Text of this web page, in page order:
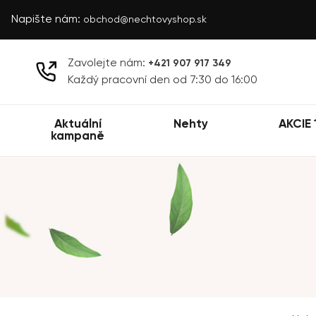
Napište nám: obchod@nechtovyshop.sk
Zavolejte nám: +421 907 917 349
Každý pracovní den od 7:30 do 16:00
Aktuální
kampaně
Nehty AKCIE